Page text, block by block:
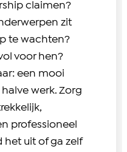
claimen?
zit
te wachten?
voor hen?
een mooi
werk. Zorg
professioneel
het uit of ga zelf